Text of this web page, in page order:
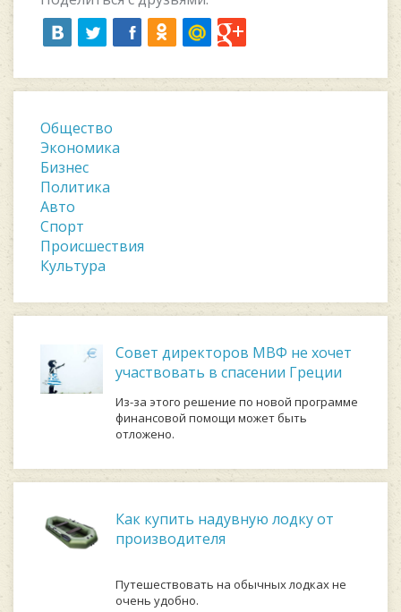
Общество
Экономика
Бизнес
Политика
Авто
Спорт
Происшествия
Культура
Совет директоров МВФ не хочет
участвовать в спасении Греции
Из-за этого решение по новой программе
финансовой помощи может быть
отложено.
Как купить надувную лодку от
производителя
Путешествовать на обычных лодках не
очень удобно.